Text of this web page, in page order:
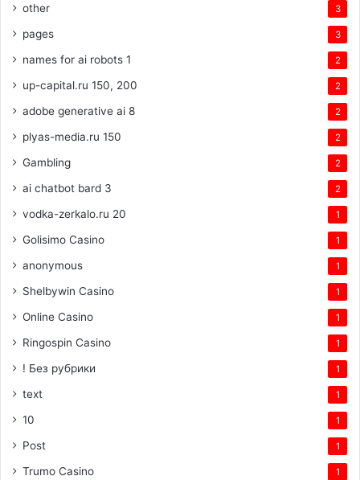
other 3
pages 3
names for ai robots 1 2
up-capital.ru 150, 200 2
adobe generative ai 8 2
plyas-media.ru 150 2
Gambling 2
ai chatbot bard 3 2
vodka-zerkalo.ru 20 1
Golisimo Casino 1
anonymous 1
Shelbywin Casino 1
Online Casino 1
Ringospin Casino 1
! Без рубрики 1
text 1
10 1
Post 1
Trumo Casino 1